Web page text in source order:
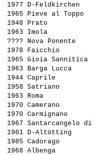
1977 D-Feldkirchen
1965 Pieve al
1948 Prato
1963 Imola
???? Nova
1978 Faicchio
1965 Gioia
1963 Barga Lucca
1944 Caprile
1958 Satriano
1963 Roma
1970 Camerano
1970 Carmignano
1967 Santarcangelo
1961 D-Altötting
1985 Cadorago
1968 Albenga